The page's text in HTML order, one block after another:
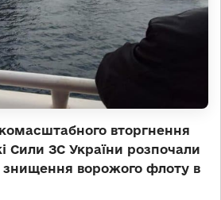
вторгнення
Сили ЗС України розпочали
знищення ворожого флоту в